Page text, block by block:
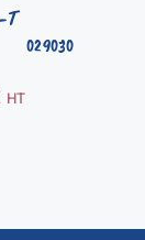
029030
T
HT